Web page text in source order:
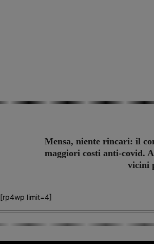
Mensa, niente rincari: il
maggiori costi anti-covid.
vicini
[rp4wp limit=4]